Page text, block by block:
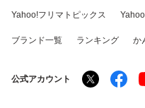
Yahoo!フリマトピックス
ブランド一覧 ランキング か
公式アカウント